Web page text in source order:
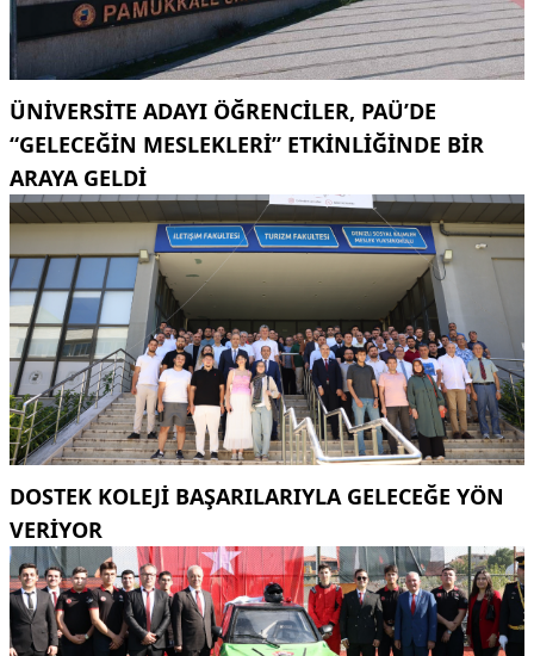
ÜNIVERSITE ADAYI ÖĞRENCILER, PAÜ’DE
“GELECEĞIN MESLEKLERI” ETKINLIĞINDE BIR
ARAYA GELDI
DOSTEK KOLEJİ BAŞARILARIYLA GELECEĞE YÖN
VERİYOR